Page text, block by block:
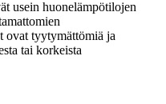
usein huonelämpötilojen
ovat tyytymättömiä ja
tai korkeista